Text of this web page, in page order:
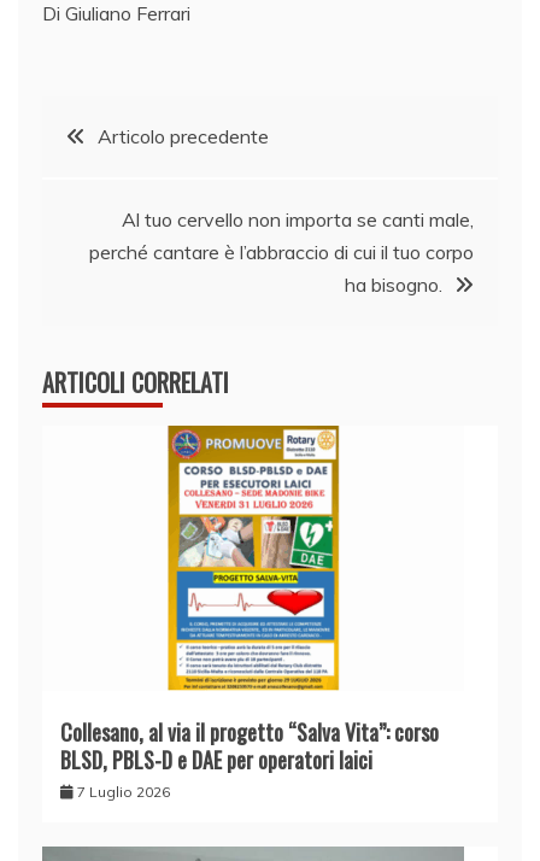
Di Giuliano Ferrari
Navigazione
Articolo precedente
Al tuo cervello non importa se canti male,
perché cantare è l’abbraccio di cui il tuo corpo
ha bisogno.
ARTICOLI CORRELATI
Collesano, al via il progetto “Salva Vita”: corso
BLSD, PBLS-D e DAE per operatori laici
7 Luglio 2026